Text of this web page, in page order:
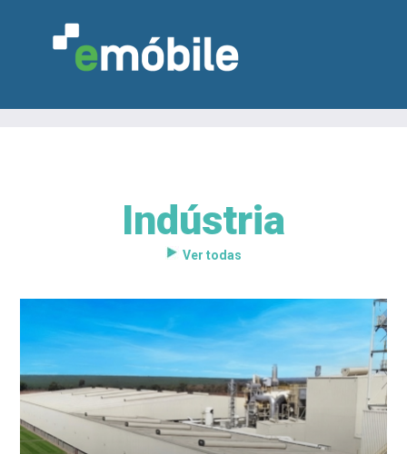
MARCENARIA
DESIGN & DECORAÇÃO
NOTÍCIAS
Indústria
Ver todas